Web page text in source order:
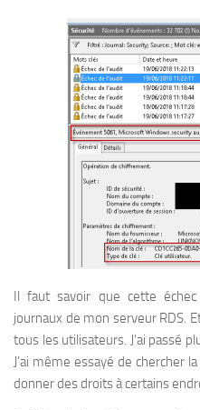
Il faut savoir que cette échec
journaux de mon serveur RDS.
tous les utilisateurs. J’ai passé
J’ai même essayé de chercher
donner des droits à certains